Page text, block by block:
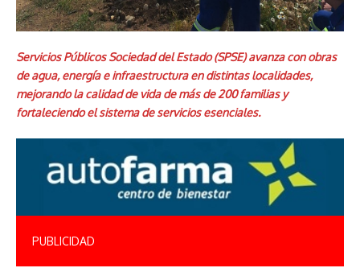
Servicios Públicos Sociedad del Estado (SPSE) avanza con obras
de agua, energía e infraestructura en distintas localidades,
mejorando la calidad de vida de más de 200 familias y
fortaleciendo el sistema de servicios esenciales.
PUBLICIDAD